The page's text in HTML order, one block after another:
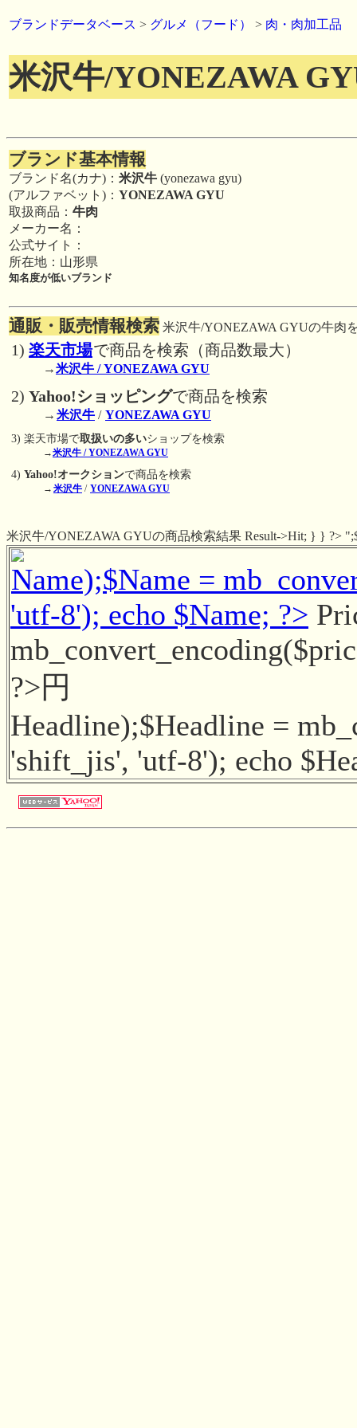
ブランドデータベース > グルメ（フード） > 肉・肉加工品
米沢牛/YONEZAWA
ブランド基本情報
ブランド名(カナ)： 米沢牛 (yonezawa gyu)
(アルファベット)： YONEZAWA GYU
取扱商品： 牛肉
メーカー名：
公式サイト：
所在地：山形県
知名度が低いブランド
通販・販売情報検索 米沢牛/YONEZAWA GYUの牛肉
1) 楽天市場で商品を検索（商品数最大）
→米沢牛 / YONEZAWA GYU
2) Yahoo!ショッピングで商品を検索
→ 米沢牛 / YONEZAWA GYU
3) 楽天市場で取扱いの多いショップを検索
→米沢牛 / YONEZAWA GYU
4) Yahoo!オークションで商品を検索
→ 米沢牛 / YONEZAWA GYU
米沢牛/YONEZAWA GYUの商品検索結果 Result->Hit; } } ?>
Name);$Name =
'utf-8'); echo $Name; ?>
?>円
Headline);$Headline =
'shift_jis', 'utf-8'); echo